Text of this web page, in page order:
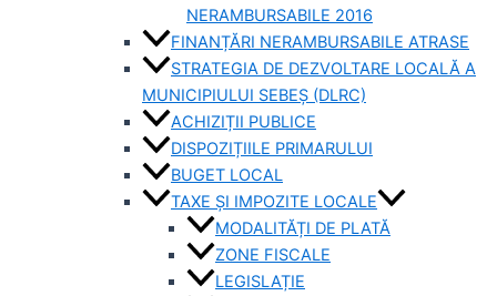
NERAMBURSABILE 2016
FINANȚĂRI NERAMBURSABILE ATRASE
STRATEGIA DE DEZVOLTARE LOCALĂ A
MUNICIPIULUI SEBEȘ (DLRC)
ACHIZIȚII PUBLICE
DISPOZIȚIILE PRIMARULUI
BUGET LOCAL
TAXE ȘI IMPOZITE LOCALE
MODALITĂȚI DE PLATĂ
ZONE FISCALE
LEGISLAȚIE